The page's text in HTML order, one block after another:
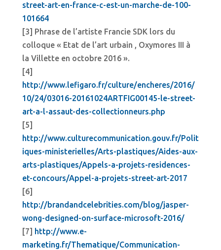
street-art-en-france-c-est-un-marche-de-100-
101664
[3] Phrase de l’artiste Francie SDK lors du
colloque « Etat de l’art urbain , Oxymores III à
la Villette en octobre 2016 ».
[4]
http://www.lefigaro.fr/culture/encheres/2016/
10/24/03016-20161024ARTFIG00145-le-street-
art-a-l-assaut-des-collectionneurs.php
[5]
http://www.culturecommunication.gouv.fr/Polit
iques-ministerielles/Arts-plastiques/Aides-aux-
arts-plastiques/Appels-a-projets-residences-
et-concours/Appel-a-projets-street-art-2017
[6]
http://brandandcelebrities.com/blog/jasper-
wong-designed-on-surface-microsoft-2016/
[7] http://www.e-
marketing.fr/Thematique/Communication-